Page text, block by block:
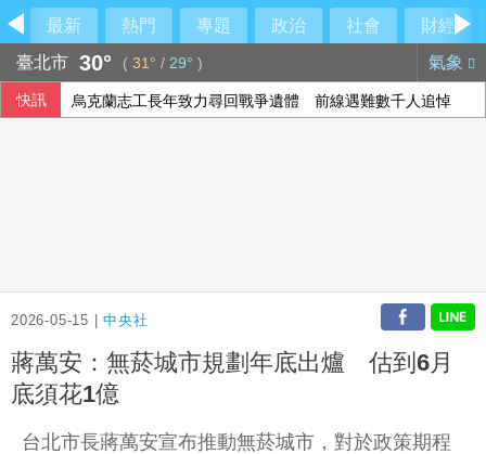
最新 熱門 專題 政治 社會
財經
臺北市 30° ( 31° / 29° ) 氣象
快訊 烏克蘭志工長年致力尋回戰爭遺體 前線遇難數千人追悼
2026-05-15 |中央社
蔣萬安：無菸城市規劃年底出爐 估到6月
底須花1億
台北市長蔣萬安宣布推動無菸城市，對於政策期程